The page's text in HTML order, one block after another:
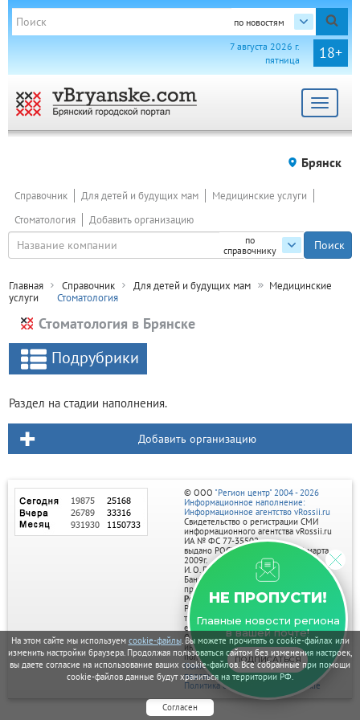
На этом сайте мы используем cookie-файлы. Вы можете прочитать о cookie-файлах или
изменить настройки браузера. Продолжая пользоваться сайтом без изменения настроек,
вы даете согласие на использование ваших cookie-файлов. Все собранные при помощи
cookie-файлов данные будут храниться на территории РФ.
Согласен
по новостям
18+
7 августа 2026 г.
пятница
Toggle
Брянск
по
справочнику
Справочник Для детей и будущих мам
Медицинские услуги
Стоматология
Добавить организацию
Главная Справочник Для детей и будущих мам
Медицинские
услуги
Стоматология
Стоматология в Брянске
Подрубрики
Раздел на стадии наполнения.
Добавить организацию
НЕ ПРОПУСТИ!
Главные новости региона
в вашей почте!
ПОДПИСАТЬСЯ
© ООО "Регион центр" 2004 - 2026
Информационное наполнение:
Информационное агентство vRossii.ru
Свидетельство о регистрации СМИ
информационного агентства vRossii.ru
ИА № ФС 77‑35502
выдано РОСКОМНАДЗОРом 04 марта
2009г.
И. О. Главного редактора Нарыков А. Н.
Баннеры на портале размещаются на
правах рекламы.
Реклама на портале:
Рекламное агентство "Умный маркетинг"
тел. 7-910-267-70-40,
email: umnyy.marketing@yandex.ru
Отдельные публикации могут содержать
информацию, не предназначенную для
пользователей до 18 лет.
Политика в отношении обработки
персональных данных
Политика обработки файлов cookie